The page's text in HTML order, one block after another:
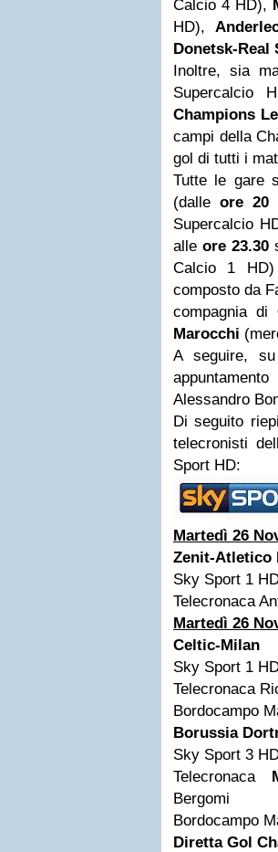
Calcio 4 HD),
HD),
Donetsk-Real
Inoltre, sia
Supercalcio
Champions
campi della
gol di tutti i
Tutte le gare
(dalleore 20
Supercalcio
alle ore 23.30
Calcio 1
composto da
compagnia di
Marocchi
A seguire,
Alessandro
Di seguito
telecronisti
Sport HD:
Martedì 26
Zenit-Atletico
Sky Sport 1
Telecronaca
Martedì 26
Celtic-Milan
Sky Sport 1
Telecronaca
Bordocampo
Borussia
Sky Sport 3
Telecronaca
Bergomi
Bordocampo
Diretta Gol